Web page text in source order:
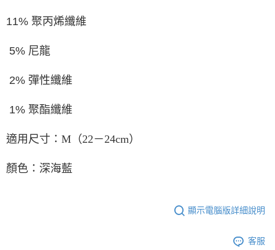
11% 聚丙烯纖維
5% 尼龍
2% 彈性纖維
1% 聚酯纖維
適用尺寸： M（22－24cm）
顏色：深海藍
顯示電腦版詳細說明
客服